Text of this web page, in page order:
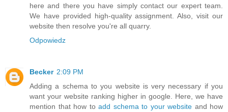
here and there you have simply contact our expert team.
We have provided high-quality assignment. Also, visit our
website then resolve you're all quarry.
Odpowiedz
Becker 2:09 PM
Adding a schema to you website is very necessary if you
want your website ranking higher in google. Here, we have
mention that how to add schema to your website and how